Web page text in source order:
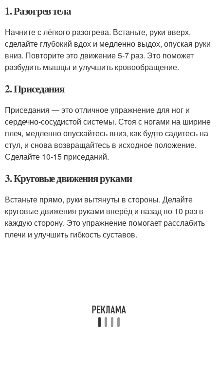
1. Разогрев тела
Начните с лёгкого разогрева. Встаньте, руки вверх,
сделайте глубокий вдох и медленно выдох, опуская руки
вниз. Повторите это движение 5-7 раз. Это поможет
разбудить мышцы и улучшить кровообращение.
2. Приседания
Приседания — это отличное упражнение для ног и
сердечно-сосудистой системы. Стоя с ногами на ширине
плеч, медленно опускайтесь вниз, как будто садитесь на
стул, и снова возвращайтесь в исходное положение.
Сделайте 10-15 приседаний.
3. Круговые движения руками
Встаньте прямо, руки вытянуты в стороны. Делайте
круговые движения руками вперёд и назад по 10 раз в
каждую сторону. Это упражнение помогает расслабить
плечи и улучшить гибкость суставов.